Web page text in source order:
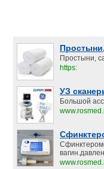
Простыни,
https:
УЗ
Большой